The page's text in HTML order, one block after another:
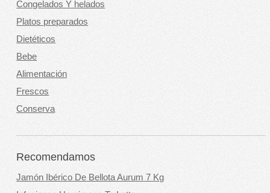
Congelados Y helados
Platos preparados
Dietéticos
Bebe
Alimentación
Frescos
Conserva
Recomendamos
Jamón Ibérico De Bellota Aurum 7 Kg